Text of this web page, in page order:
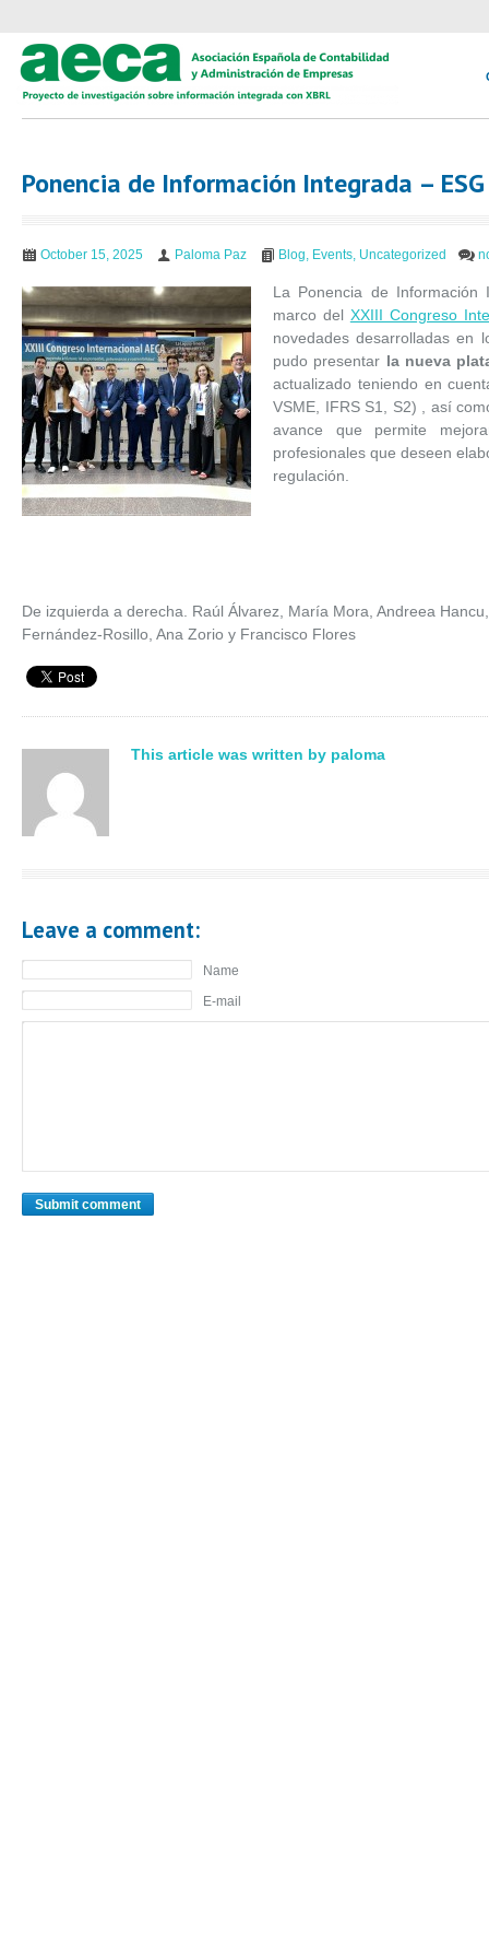
Ponencia de Información Integrada – ESG
October 15, 2025 Paloma Paz Blog, Events, Uncategorized
La Ponencia de
marco del XXIII Congreso
novedades desarrolladas en
pudo presentar la nueva
actualizado teniendo en
VSME, IFRS S1, S2) , así
avance que permite
profesionales que deseen
regulación.
De izquierda a derecha. Raúl Álvarez, María Mora, Andreea
Fernández-Rosillo, Ana Zorio y Francisco Flores
This article was written by paloma
Leave a comment:
Name
E-mail
Submit comment